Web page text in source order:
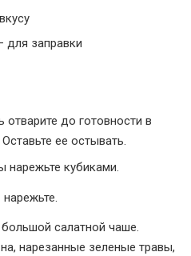
для заправки
до готовности в
ее остывать.
кубиками.
салатной чаше.
нарезанные зеленые травы,